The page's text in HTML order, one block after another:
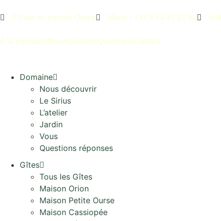
23 rue du busset, Orbey Marie : +33 3 74 47 22 84
À la journéeOffresActualitésQuestionsContact
Domaine
Nous découvrir
Le Sirius
L’atelier
Jardin
Vous
Questions réponses
Gîtes
Tous les Gîtes
Maison Orion
Maison Petite Ourse
Maison Cassiopée